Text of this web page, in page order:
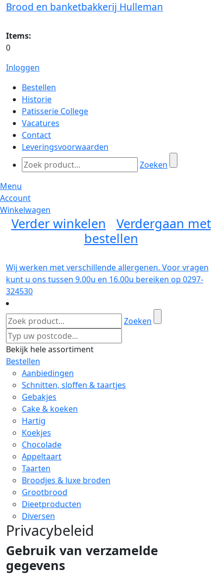
Brood en banketbakkerij Hulleman
Items:
0
Inloggen
Bestellen
Historie
Patisserie College
Vacatures
Contact
Leveringsvoorwaarden
Zoeken
Menu
Account
Winkelwagen
Verder winkelen
Verdergaan met
bestellen
Wij werken met verschillende allergenen. Voor vragen
kunt u ons tussen 9.00u en 16.00u bereiken op 0297-
324530
Zoeken
Bekijk hele assortiment
Bestellen
Aanbiedingen
Schnitten, sloffen & taartjes
Gebakjes
Cake & koeken
Hartig
Koekjes
Chocolade
Appeltaart
Taarten
Broodjes & luxe broden
Grootbrood
Dieetproducten
Diversen
Privacybeleid
Gebruik van verzamelde
gegevens